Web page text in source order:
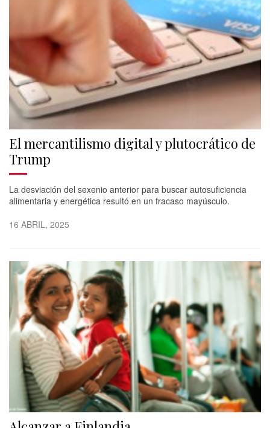
El mercantilismo digital y plutocrático de
Trump
La desviación del sexenio anterior para buscar autosuficiencia
alimentaria y energética resultó en un fracaso mayúsculo.
16 ABRIL, 2025